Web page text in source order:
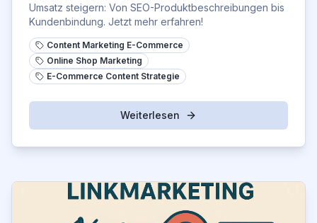
Umsatz steigern: Von SEO-Produktbeschreibungen bis
Kundenbindung. Jetzt mehr erfahren!
Content Marketing E-Commerce
Online Shop Marketing
E-Commerce Content Strategie
Weiterlesen